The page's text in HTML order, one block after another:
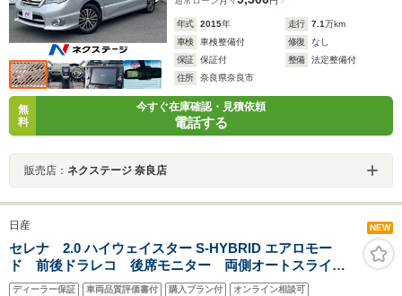
年式 2015年 走行 7.1万km
車検
車検整備付 修復
なし
保証
保証付 整備
法定整備付
住所
奈良県奈良市
無
料
今すぐ在庫確認・見積依頼
電話する
販売店： ネクステージ 奈良店
日産 NEW
セレナ 2.0 ハイウェイスター S-HYBRID エアロモー
ド 前後ドラレコ 後席モニター 両側オートスライド
ドア クルーズコントロール キセノンヘッドライト
ディーラー保証 車両品質評価書付 購入プラン付 オンライン相談可